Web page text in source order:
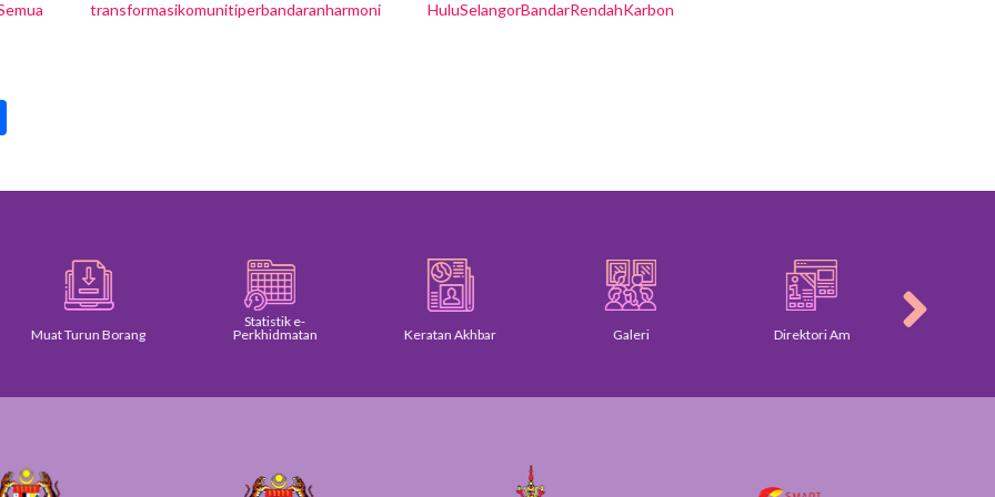
transformasikomunitiperbandaranharmoni HuluSelangorBandarRendahKarbon
Muat Turun Borang
Statistik e-
Perkhidmatan
Keratan Akhbar Galeri Direktori Am